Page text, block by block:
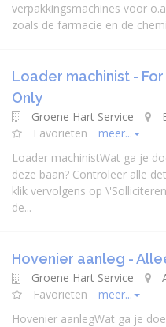
verpakkingsmachines voor
zoals de farmacie en de
Loader machinist -
Only
Groene Hart Service
Favorieten
meer...
Loader machinistWat ga je
deze baan? Controleer alle
klik vervolgens op
de...
Hovenier aanleg -
Groene Hart Service
Favorieten
meer...
Hovenier aanlegWat ga je